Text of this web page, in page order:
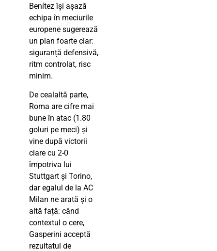
Benítez își așază
echipa în meciurile
europene sugerează
un plan foarte clar:
siguranță defensivă,
ritm controlat, risc
minim.
De cealaltă parte,
Roma are cifre mai
bune în atac (1.80
goluri pe meci) și
vine după victorii
clare cu 2-0
împotriva lui
Stuttgart și Torino,
dar egalul de la AC
Milan ne arată și o
altă față: când
contextul o cere,
Gasperini acceptă
rezultatul de